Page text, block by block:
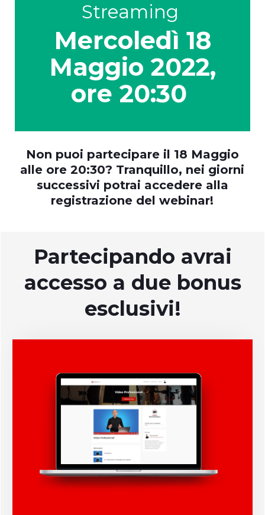
Streaming
Mercoledì 18
Maggio 2022,
ore 20:30
Non puoi partecipare il 18 Maggio
alle ore 20:30? Tranquillo, nei giorni
successivi potrai accedere alla
registrazione del webinar!
Partecipando avrai
accesso a due bonus
esclusivi!